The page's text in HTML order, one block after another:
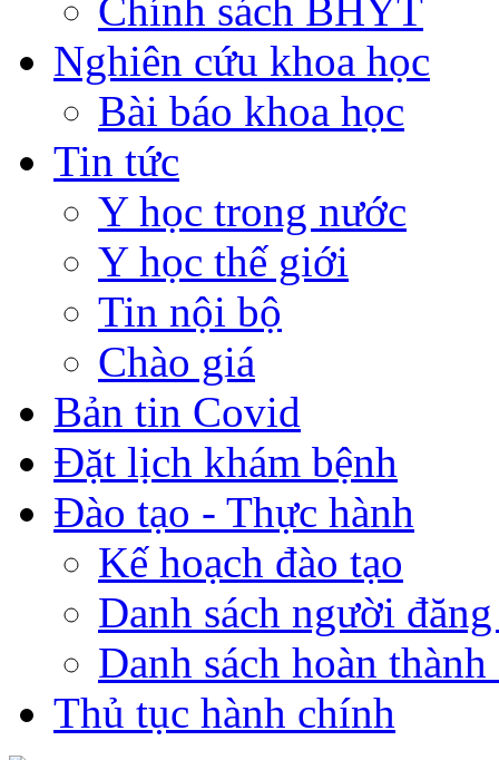
Chính sách BHYT
Nghiên cứu khoa học
Bài báo khoa học
Tin tức
Y học trong nước
Y học thế giới
Tin nội bộ
Chào giá
Bản tin Covid
Đặt lịch khám bệnh
Đào tạo - Thực hành
Kế hoạch đào tạo
Danh sách người
Danh sách hoàn
Thủ tục hành chính